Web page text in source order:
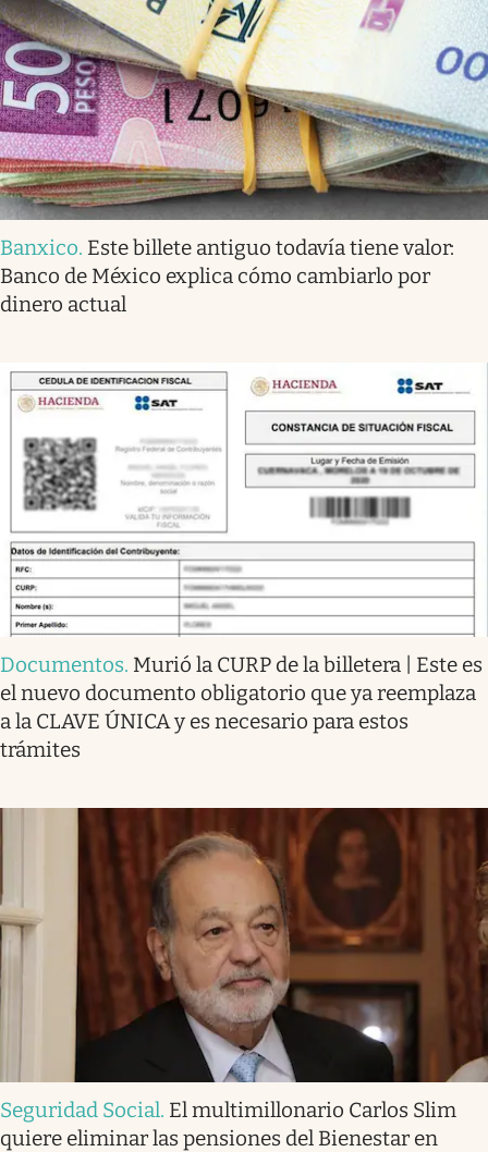
Banxico. Este billete antiguo todavía tiene valor:
Banco de México explica cómo cambiarlo por
dinero actual
Documentos. Murió la CURP de la billetera | Este es
el nuevo documento obligatorio que ya reemplaza
a la CLAVE ÚNICA y es necesario para estos
trámites
Seguridad Social. El multimillonario Carlos Slim
quiere eliminar las pensiones del Bienestar en